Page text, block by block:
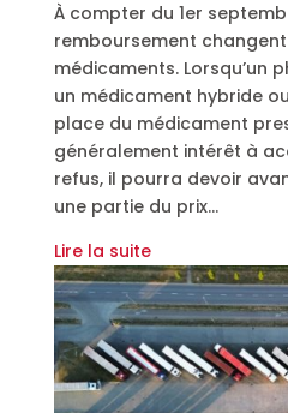
À compter du 1er
remboursement
médicaments. Lorsqu’un
un médicament hybride
place du médicament
généralement intérêt à
refus, il pourra devoir
une partie du prix…
Lire la suite